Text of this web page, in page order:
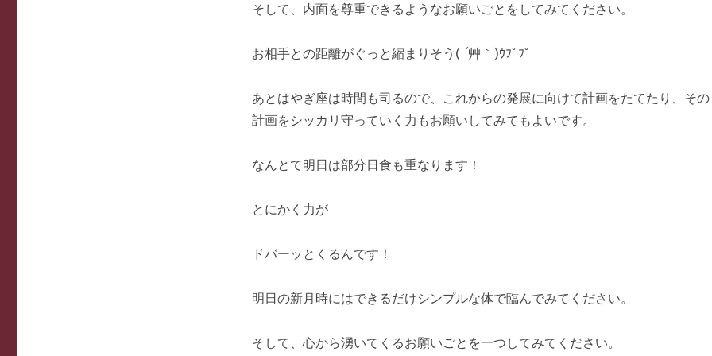
そして、内面を尊重できるようなお願いごとをしてみてください。
お相手との距離がぐっと縮まりそう( ´艸｀)ｳﾌﾟﾌﾟ
あとはやぎ座は時間も司るので、これからの発展に向けて計画をたてたり、その
計画をシッカリ守っていく力もお願いしてみてもよいです。
なんとて明日は部分日食も重なります！
とにかく力が
ドバーッとくるんです！
明日の新月時にはできるだけシンプルな体で臨んでみてください。
そして、心から湧いてくるお願いごとを一つしてみてください。